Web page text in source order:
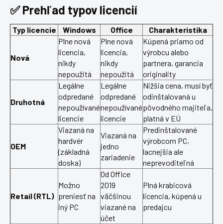
✅ Prehľad typov licencií
Typ licencie Windows Office Charakteristika
Nová
Plne nová
licencia,
nikdy
nepoužitá
Plne nová
licencia,
nikdy
nepoužitá
Kúpená priamo od
výrobcu alebo
partnera, garancia
originality
Druhotná
Legálne
odpredané
nepoužívané
licencie
Legálne
odpredané
nepoužívané
licencie
Nižšia cena, musí byť
odinštalovaná u
pôvodného majiteľa,
platná v EÚ
OEM
Viazaná na
hardvér
(základná
doska)
Viazaná na
jedno
zariadenie
Predinštalované
výrobcom PC,
lacnejšia ale
neprevoditeľná
Retail (RTL)
Možno
preniesť na
iný PC
Od Office
2019
väčšinou
viazané na
účet
Plná krabicová
licencia, kúpená u
predajcu